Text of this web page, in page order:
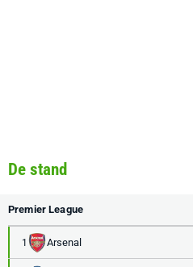
De stand
Premier League
1 Arsenal